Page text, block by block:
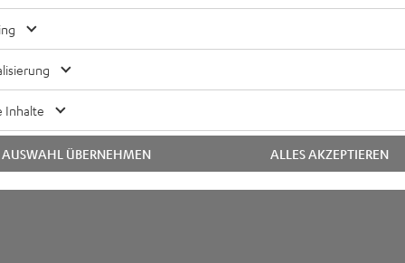
Inhalte
ALLES AKZEPTIEREN
AUSWAHL ÜBERNEHMEN